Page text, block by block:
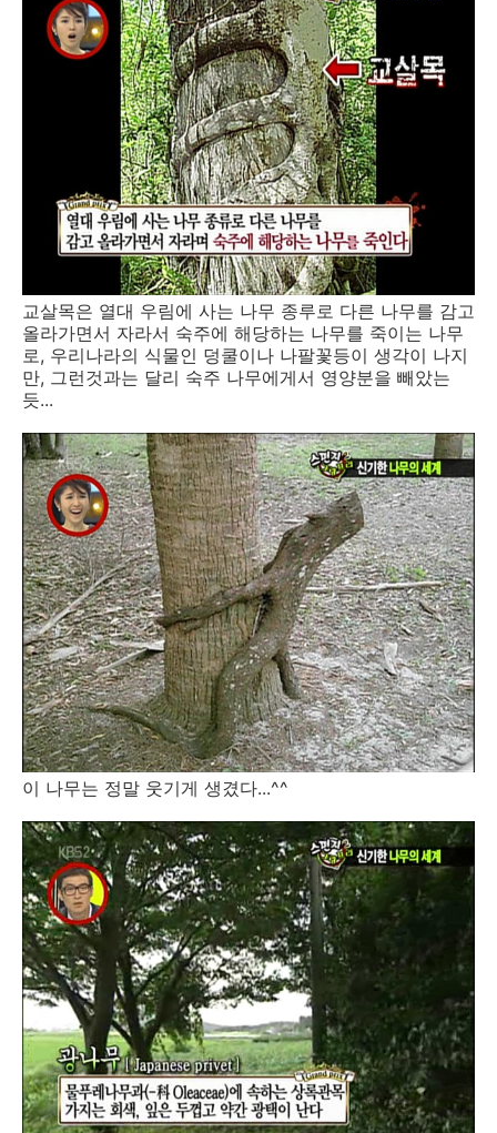
교살목은 열대 우림에 사는 나무 종루로 다른 나무를 감고
올라가면서 자라서 숙주에 해당하는 나무를 죽이는 나무
로, 우리나라의 식물인 덩쿨이나 나팔꽃등이 생각이 나지
만, 그런것과는 달리 숙주 나무에게서 영양분을 빼았는
듯...
이 나무는 정말 웃기게 생겼다...^^